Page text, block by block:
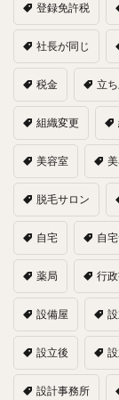
登録免許税
社長が同じ
税金 立
組織変更
美容室
脱毛サロン
自宅 自
薬局 行
設備屋
設立後
設計事務所